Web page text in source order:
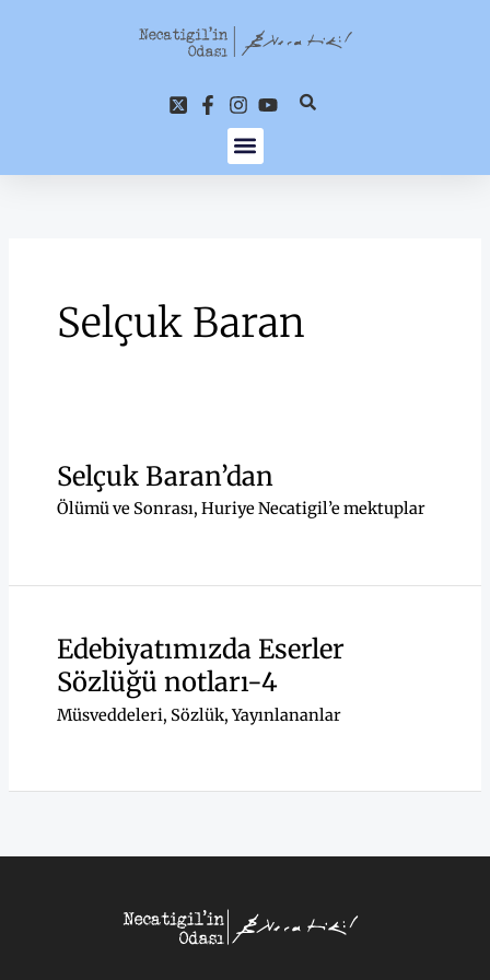
Selçuk Baran
Selçuk Baran’dan
Ölümü ve Sonrası, Huriye Necatigil’e mektuplar
Edebiyatımızda Eserler
Sözlüğü notları-4
Müsveddeleri, Sözlük,Yayınlananlar